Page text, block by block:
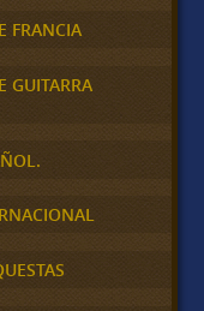
FRANCIA
GUITARRA